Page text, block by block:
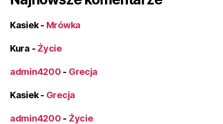
Kasiek- Mrówka
Kura - Życie
admin4200 - Grecja
Kasiek- Grecja
admin4200 - Życie